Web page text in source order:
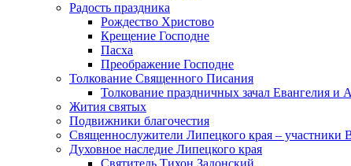
Радость праздника
Рождество Христово
Крещение Господне
Пасха
Преображение Господне
Толкование Священного Писания
Толкование праздничных зачал Евангелия и
Жития святых
Подвижники благочестия
Священнослужители Липецкого края – участники
Духовное наследие Липецкого края
Святитель Тихон Задонский